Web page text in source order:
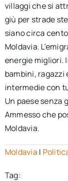
villaggi che si
giù per strade
siano circa
Moldavia.
energie migliori.
bambini, ragazzi
intermedie con
Un paese senza
Ammesso che
Moldavia |
Tag: